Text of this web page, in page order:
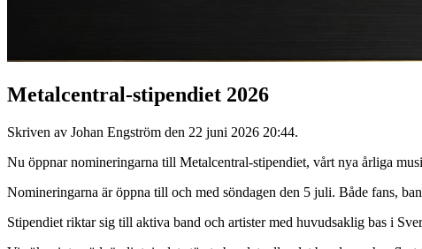
Metalcentral-stipendiet 2026
Skriven av Johan Engström den 22 juni 2026 20:44.
Nu öppnar nomineringarna till Metalcentral-stipendiet, vårt nya årliga
Nomineringarna är öppna till och med söndagen den 5 juli. Både fans,
Stipendiet riktar sig till aktiva band och artister med huvudsaklig bas i